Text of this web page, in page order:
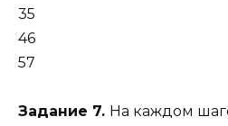
35
46
57
Задание 7. На каждом